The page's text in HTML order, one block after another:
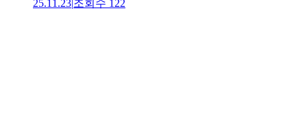
25.11.23|조회수 122